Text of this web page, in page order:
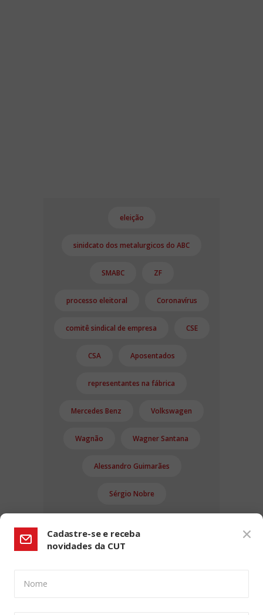
eleição
sinidcato dos metalurgicos do ABC
SMABC ZF
processo eleitoral Coronavírus
comitê sindical de empresa CSE
CSA Aposentados
representantes na fábrica
Mercedes Benz Volkswagen
Wagnão Wagner Santana
Alessandro Guimarães
Sérgio Nobre
Cadastre-se e receba
novidades da CUT
Nome